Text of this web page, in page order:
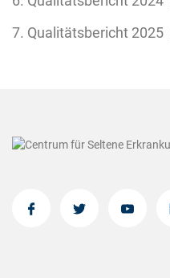
7. Qualitätsbericht 2025